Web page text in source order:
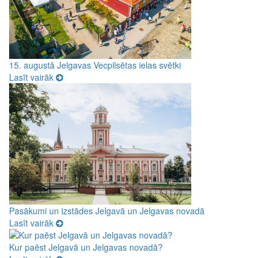
15. augustā Jelgavas Vecpilsētas ielas svētki
Lasīt vairāk
Pasākumi un izstādes Jelgavā un Jelgavas novadā
Lasīt vairāk
Kur paēst Jelgavā un Jelgavas novadā?